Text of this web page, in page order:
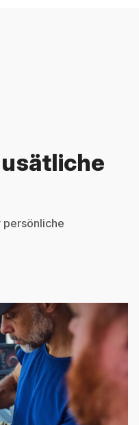
persönliche